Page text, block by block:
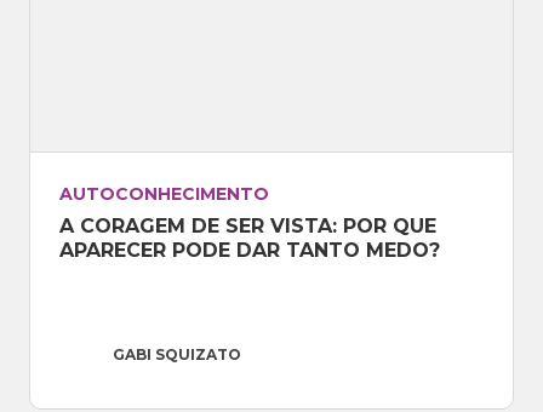
AUTOCONHECIMENTO
A CORAGEM DE SER VISTA: POR QUE
APARECER PODE DAR TANTO MEDO?
GABI SQUIZATO